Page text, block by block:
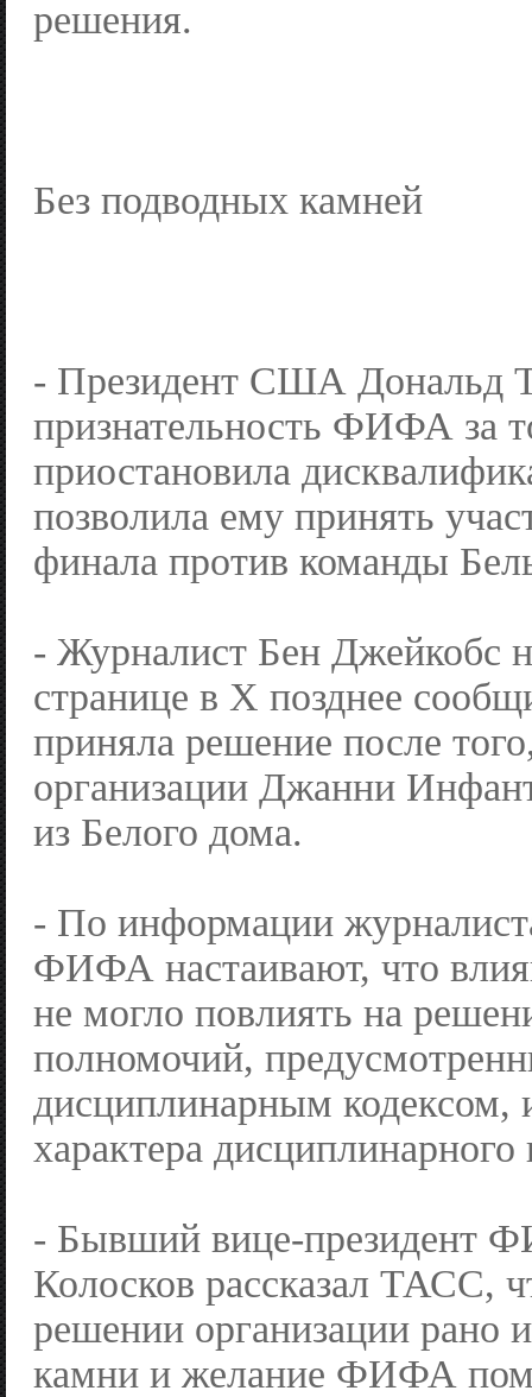
решения.
Без подводных камней
- Президент США Дональд
признательность ФИФА за
приостановила
позволила ему принять
финала против команды
- Журналист Бен Джейкобс
странице в X позднее
приняла решение после
организации Джанни
из Белого дома.
- По информации
ФИФА настаивают, что
не могло повлиять на
полномочий,
дисциплинарным кодексом,
характера дисциплинарного
- Бывший вице-президент
Колосков рассказал ТАСС,
решении организации рано
камни и желание ФИФА